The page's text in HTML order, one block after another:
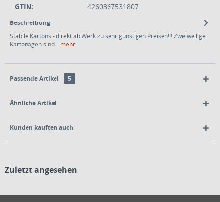
GTIN:
4260367531807
Beschreibung
Stabile Kartons - direkt ab Werk zu sehr günstigen Preisen!!! Zweiwellige
Kartonagen sind... mehr
Passende Artikel 5
Ähnliche Artikel
Kunden kauften auch
Zuletzt angesehen